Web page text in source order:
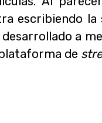
escribiendo
a
de